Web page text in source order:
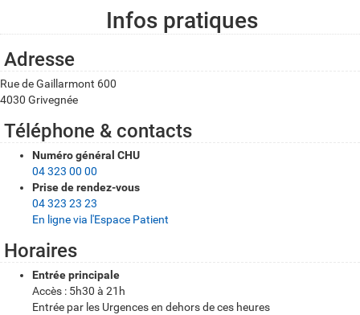
I
n
f
o
s
i
Infos pratiques
Adresse
Rue de Gaillarmont 600
4030 Grivegnée
Téléphone & contacts
Numéro général CHU
04 323 00 00
Prise de rendez-vous
04 323 23 23
En ligne via l'Espace Patient
Horaires
Entrée principale
Accès : 5h30 à 21h
Entrée par les Urgences en dehors de ces heures